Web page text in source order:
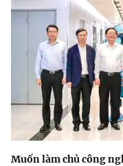
Muốn làm chủ công